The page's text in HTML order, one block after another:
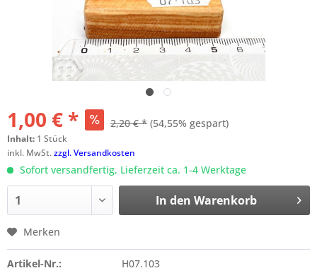
1,00 € * 2,20 € * (54,55% gespart)
Inhalt: 1 Stück
inkl. MwSt.zzgl. Versandkosten
Sofort versandfertig, Lieferzeit ca. 1-4 Werktage
In den Warenkorb
Merken
Artikel-Nr.:
H07.103